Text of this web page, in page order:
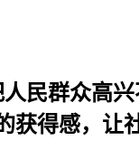
民群众高
获得感，让